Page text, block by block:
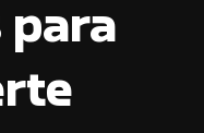
para